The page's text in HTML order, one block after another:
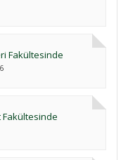
Fakültesinde